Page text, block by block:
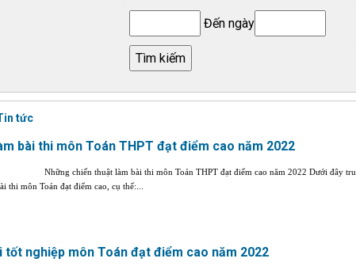
Đến ngày
tức
bài thi môn Toán THPT đạt điểm cao năm 2022
Những chiến thuật làm bài thi môn Toán THPT đạt điểm cao năm 2022 Dưới đây
thi môn Toán đạt điểm cao, cụ thể:...
tốt nghiệp môn Toán đạt điểm cao năm 2022